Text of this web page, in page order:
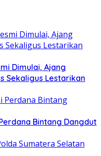
Dimulai, Ajang
Sekaligus Lestarikan
Bintang Dangdut